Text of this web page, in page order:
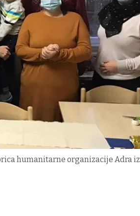
humanitarne organizacije Adra iz